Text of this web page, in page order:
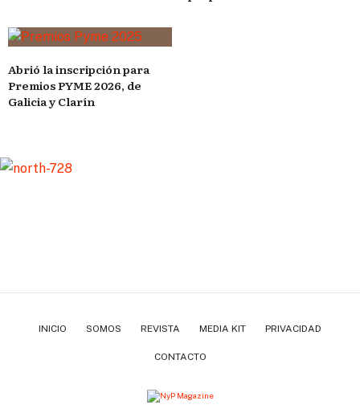
Abrió la inscripción para
Premios PYME 2026, de
Galicia y Clarín
INICIO SOMOS REVISTA MEDIA KIT PRIVACIDAD
CONTACTO